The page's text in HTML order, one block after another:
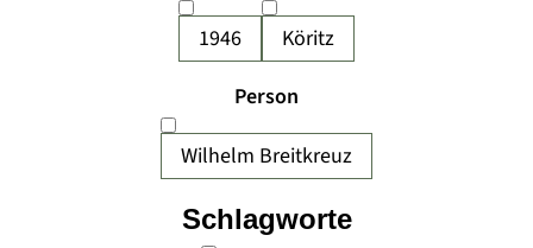
1946
Köritz
Person
Wilhelm Breitkreuz
Schlagworte